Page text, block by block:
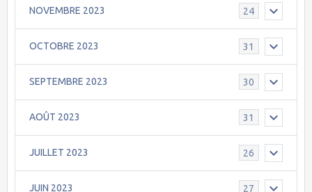
NOVEMBRE 2023 24
OCTOBRE 2023 31
SEPTEMBRE 2023 30
AOÛT 2023 31
JUILLET 2023 26
JUIN 2023 27